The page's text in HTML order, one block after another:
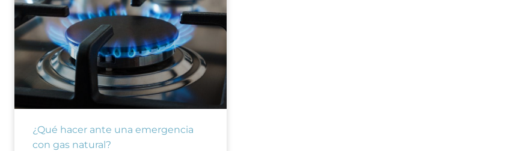
¿Qué hacer ante una emergencia
con gas natural?